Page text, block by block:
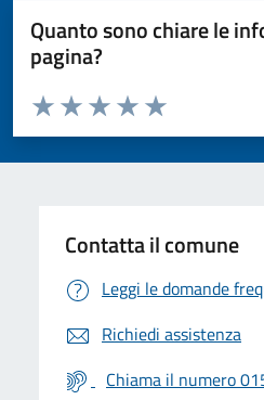
Quanto sono chiare le
pagina?
Valuta da 1 a 5 stelle la pagina
Valuta 5 stelle
Valuta 4 stelle su 5
Valuta 3 stelle su 5
Valuta 2 stelle su 5
Valuta 1 stelle su 5
Contatta il comune
Leggi le domande
Richiedi assistenza
Chiama il numero